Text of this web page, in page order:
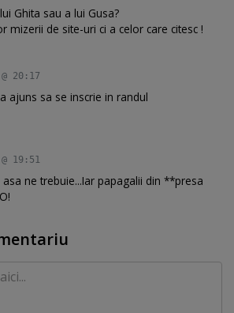
Ghita sau a lui Gusa?
mizerii de site-uri ci a celor care citesc !
20:17
ajuns sa se inscrie in randul
19:51
asa ne trebuie...Iar papagalii din **presa